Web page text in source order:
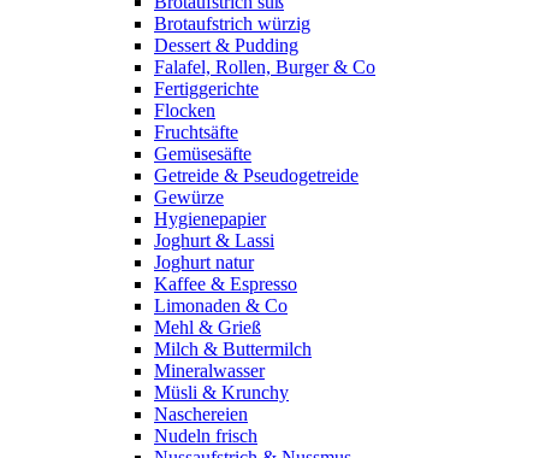
Brotaufstrich würzig
Dessert & Pudding
Falafel, Rollen, Burger & Co
Fertiggerichte
Flocken
Fruchtsäfte
Gemüsesäfte
Getreide & Pseudogetreide
Gewürze
Hygienepapier
Joghurt & Lassi
Joghurt natur
Kaffee & Espresso
Limonaden & Co
Mehl & Grieß
Milch & Buttermilch
Mineralwasser
Müsli & Krunchy
Naschereien
Nudeln frisch